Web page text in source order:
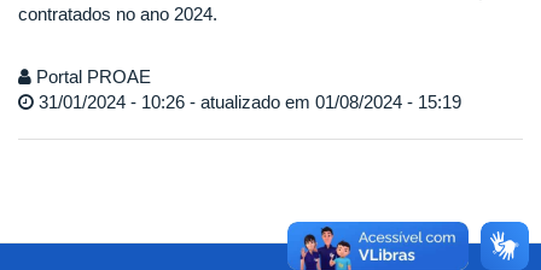
contratados no ano 2024.
Portal PROAE
31/01/2024 - 10:26 - atualizado em 01/08/2024 - 15:19